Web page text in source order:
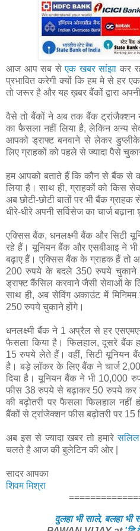
आज आप सब सेएक खबर सांझा कर
प्रभावित करेगी क्यों कि हम मे से हर
तो जरूर है और यह ख़बर बैंकों द्वारा
वैसे तो बैंकों ने अब तक बैंक ट्रांजैक्शन
का फैसला नहीं लिया है, लेकिन अन्य
आपको ड्राफ्ट बनवाने से लेकर
लिए ग्राहकों को पहले से ज्यादा पैसे
हम आपको बताते हैं कि कौन से बैंक से
लिया है। साथ ही, ग्राहकों को किस
अब छोटी-छोटी बातों पर भी बैंक
धीरे-धीरे अपनी सर्विसेज का चार्ज
एक्सिस बैंक, धनलक्ष्मी बैंक और सिटी
रहे हैं। यूनियन बैंक और एसबीआइ ने भी
बढ़ाए हैं। एक्सिस बैंक के ग्राहक हैं तो
200 रुपये के बदले 350 रुपये चुकाने
ड्राफ्ट कैंसिल करवाने जैसी सेवाओं के
साथ ही, अब सेविंग अकाउंट में
250 रुपये चुकाने होंगे।
धनलक्ष्मी बैंक ने 1 अप्रैल से हर
फैसला किया है। फिलहाल, दूसरे बैंक
15 रुपये लेते हैं। वहीं, सिटी यूनियन
है। बड़े लॉकर के लिए बैंक ने चार्ज
दिया है। यूनियन बैंक ने भी 10,000
फीस 38 रुपये से बढ़ाकर 50 रुपये कर
की बढ़ोतरी पर फैसला फिलहाल नहीं
बैंकों से ट्रांजेक्शन फीस बढ़ोतरी पर 15
अब इस से ज्यादा खबर तो हमारेसलिल
चलते है आज की बुलेटिन की ओर |
सादर आपका
शिवम मिश्रा
दुलहा भी साले, बलहा भी